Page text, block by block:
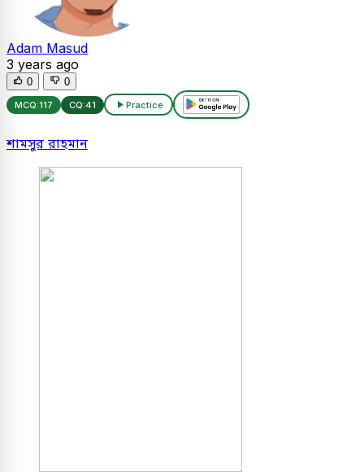
Adam Masud
3 years ago
0 0
MCQ:117 CQ:41 Practice
শামসুর রাহমান